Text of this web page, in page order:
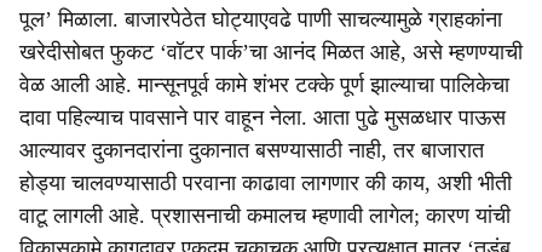
पूल’ मिळाला. बाजारपेठेत घोट्याएवढे पाणी साचल्यामुळे ग्राहकांना
खरेदीसोबत फुकट ‘वॉटर पार्क’चा आनंद मिळत आहे, असे म्हणण्याची
वेळ आली आहे. मान्सूनपूर्व कामे शंभर टक्के पूर्ण झाल्याचा पालिकेचा
दावा पहिल्याच पावसाने पार वाहून नेला. आता पुढे मुसळधार पाऊस
आल्यावर दुकानदारांना दुकानात बसण्यासाठी नाही, तर बाजारात
होड्या चालवण्यासाठी परवाना काढावा लागणार की काय, अशी भीती
वाटू लागली आहे. प्रशासनाची कमालच म्हणावी लागेल; कारण यांची